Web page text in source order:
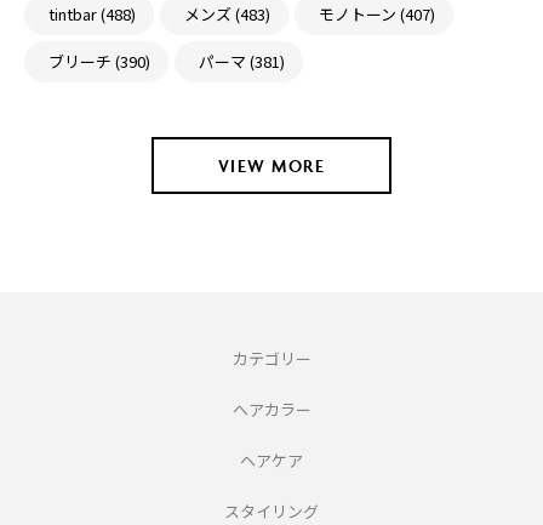
tintbar (488) メンズ (483) モノトーン (407)
ブリーチ (390) パーマ (381)
VIEW MORE
カテゴリー
ヘアカラー
ヘアケア
スタイリング